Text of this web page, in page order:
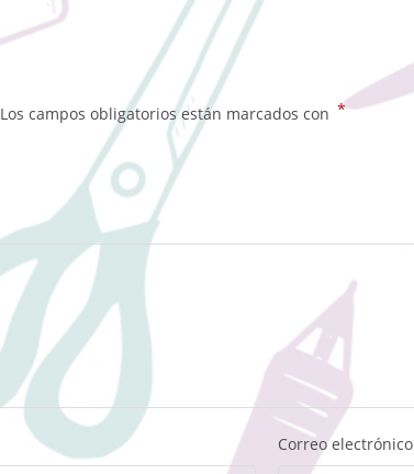
Los campos obligatorios están marcados con *
Correo electrónico